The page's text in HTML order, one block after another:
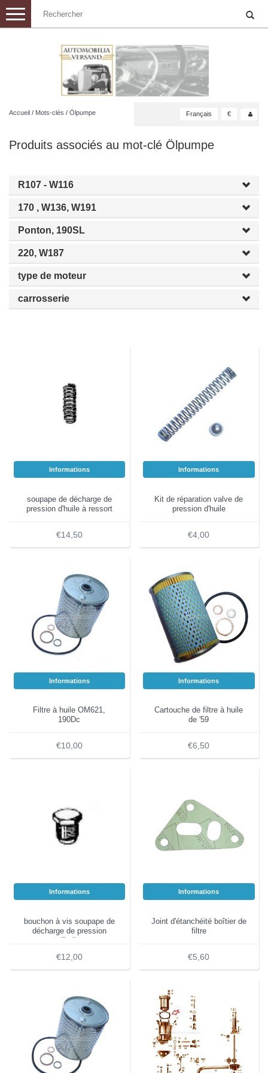
Toggle
navigation
Accueil / Mots-clés / Ölpumpe Français €
Produits associés au mot-clé Ölpumpe
R107 - W116
170 , W136, W191
Ponton, 190SL
220, W187
type de moteur
carrosserie
Informations
soupape de décharge de
pression d'huile à ressort
€14,50
Informations
Kit de réparation valve de
pression d'huile
€4,00
Informations
Filtre à huile OM621,
190Dc
€10,00
Informations
Cartouche de filtre à huile
de '59
€6,50
Informations
bouchon à vis soupape de
décharge de pression
d'huile
€12,00
Informations
Joint d'étanchéité boîtier de
filtre
€5,60